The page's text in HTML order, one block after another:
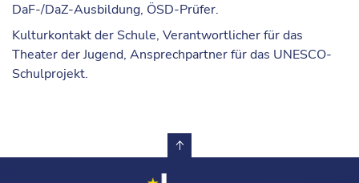
DaF-/DaZ-Ausbildung, ÖSD-Prüfer.
Kulturkontakt der Schule, Verantwortlicher für das
Theater der Jugend, Ansprechpartner für das UNESCO-
Schulprojekt.